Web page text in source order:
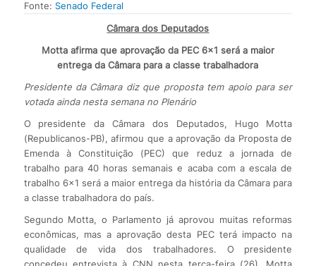
Fonte: Senado Federal
Câmara dos Deputados
Motta afirma que aprovação da PEC 6×1 será a maior
entrega da Câmara para a classe trabalhadora
Presidente da Câmara diz que proposta tem apoio para ser
votada ainda nesta semana no Plenário
O presidente da Câmara dos Deputados, Hugo Motta
(Republicanos-PB), afirmou que a aprovação da Proposta de
Emenda à Constituição (PEC) que reduz a jornada de
trabalho para 40 horas semanais e acaba com a escala de
trabalho 6×1 será a maior entrega da história da Câmara para
a classe trabalhadora do país.
Segundo Motta, o Parlamento já aprovou muitas reformas
econômicas, mas a aprovação desta PEC terá impacto na
qualidade de vida dos trabalhadores. O presidente